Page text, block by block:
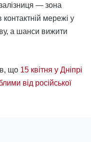
— зона
мережі у
а шанси вижити
що 15 квітня у Дніпрі
від російської